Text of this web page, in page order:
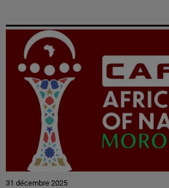
31 décembre 2025